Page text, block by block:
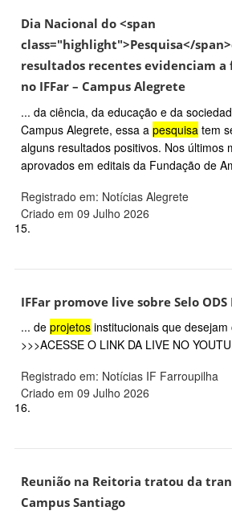
Dia Nacional do <span
class="highlight">Pesquisa</
resultados recentes evidenciam a
no IFFar – Campus Alegrete
... da ciência, da educação e da
Campus Alegrete, essa a pesquisa tem
alguns resultados positivos. Nos últimos
aprovados em editais da Fundação de
Registrado em: Notícias Alegrete
Criado em 09 Julho 2026
15.
IFFar promove live sobre Selo ODS
... de projetos institucionais que
>>>ACESSE O LINK DA LIVE NO
Registrado em: Notícias IF Farroupilha
Criado em 09 Julho 2026
16.
Reunião na Reitoria tratou da
Campus Santiago